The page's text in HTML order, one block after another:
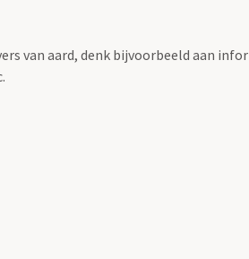
van aard, denk bijvoorbeeld aan